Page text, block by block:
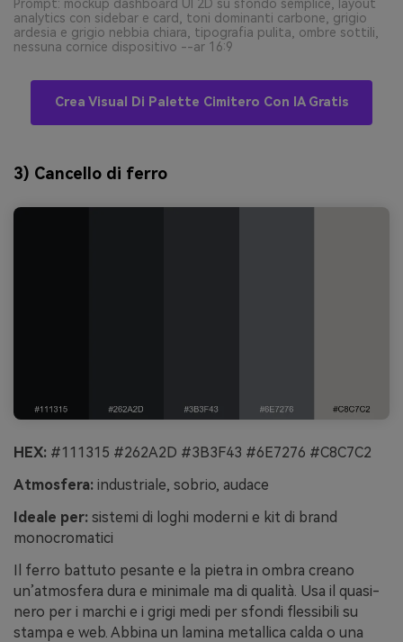
Prompt: mockup dashboard UI 2D su sfondo semplice, layout
analytics con sidebar e card, toni dominanti carbone, grigio
ardesia e grigio nebbia chiara, tipografia pulita, ombre sottili,
nessuna cornice dispositivo --ar 16:9
Crea Visual Di Palette Cimitero Con IA Gratis
3) Cancello di ferro
HEX: #111315 #262A2D #3B3F43 #6E7276 #C8C7C2
Atmosfera: industriale, sobrio, audace
Ideale per: sistemi di loghi moderni e kit di brand
monocromatici
Il ferro battuto pesante e la pietra in ombra creano
un’atmosfera dura e minimale ma di qualità. Usa il quasi-
nero per i marchi e i grigi medi per sfondi flessibili su
stampa e web. Abbina un lamina metallica calda o una